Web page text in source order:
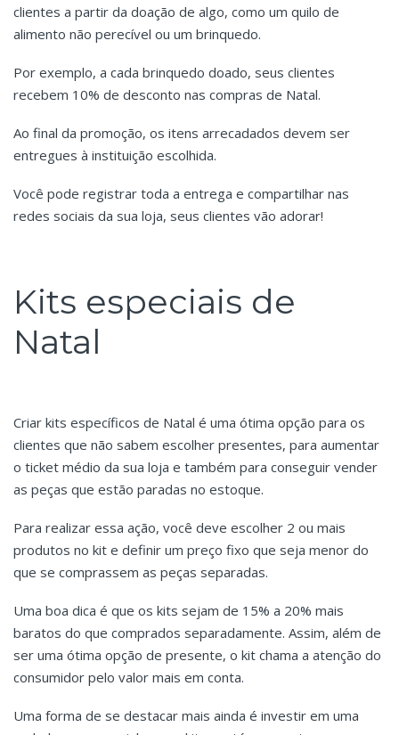
clientes a partir da doação de algo, como um quilo de
alimento não perecível ou um brinquedo.
Por exemplo, a cada brinquedo doado, seus clientes
recebem 10% de desconto nas compras de Natal.
Ao final da promoção, os itens arrecadados devem ser
entregues à instituição escolhida.
Você pode registrar toda a entrega e compartilhar nas
redes sociais da sua loja, seus clientes vão adorar!
Kits especiais de
Natal
Criar kits específicos de Natal é uma ótima opção para os
clientes que não sabem escolher presentes, para aumentar
o ticket médio da sua loja e também para conseguir vender
as peças que estão paradas no estoque.
Para realizar essa ação, você deve escolher 2 ou mais
produtos no kit e definir um preço fixo que seja menor do
que se comprassem as peças separadas.
Uma boa dica é que os kits sejam de 15% a 20% mais
baratos do que comprados separadamente. Assim, além de
ser uma ótima opção de presente, o kit chama a atenção do
consumidor pelo valor mais em conta.
Uma forma de se destacar mais ainda é investir em uma